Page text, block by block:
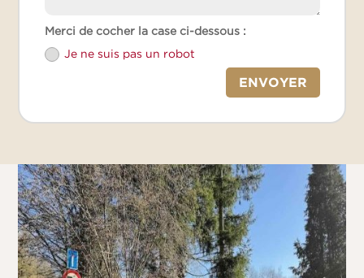
Merci de cocher la case ci-dessous :
Je ne suis pas un robot
ENVOYER